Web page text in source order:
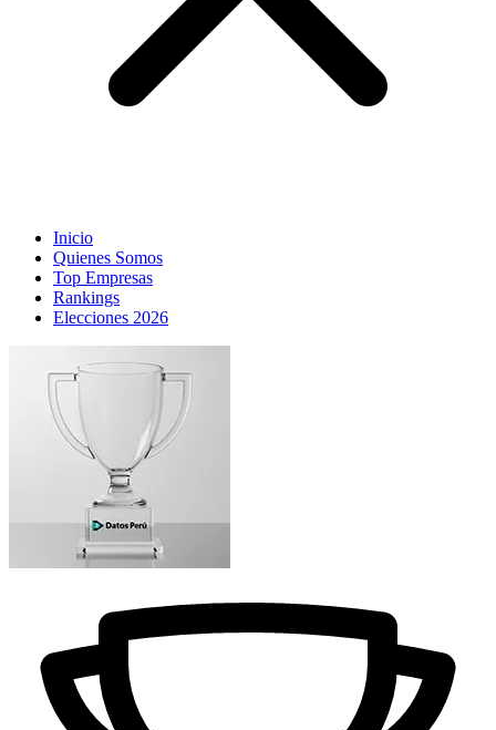
Inicio
Quienes Somos
Top Empresas
Rankings
Elecciones 2026